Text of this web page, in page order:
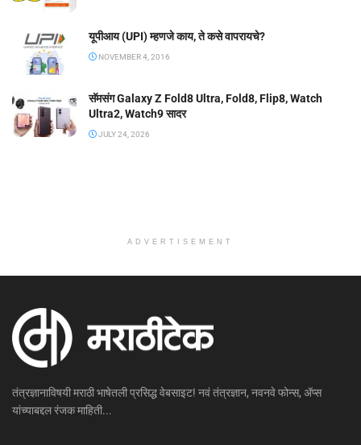
यूपीआय (UPI) म्हणजे काय, ते कसे वापरायचे?
NOVEMBER 4, 2016
सॅमसंग Galaxy Z Fold8 Ultra, Fold8, Flip8, Watch
Ultra2, Watch9 सादर
JULY 24, 2026
ADVERTISEMENT
तंत्रज्ञानाविषयी मराठी भाषेतली प्रसिद्ध वेबसाइट! नवं तंत्रज्ञान, नवनवे फोन्स, ॲप्स
यांच्याबद्दल रंजक माहिती...